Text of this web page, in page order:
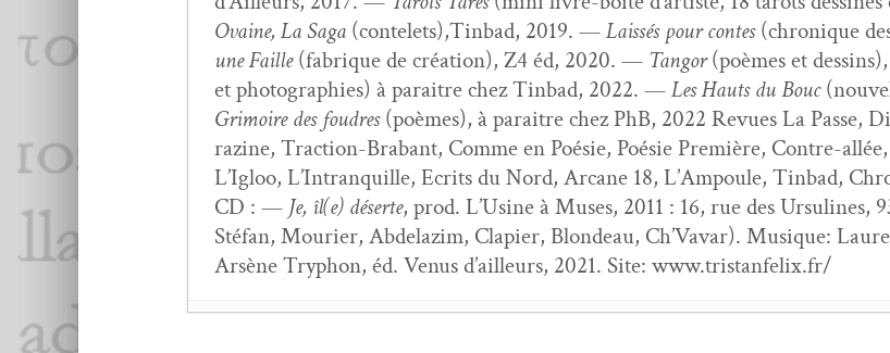
Ovaine, La Saga (contelets),Tinbad, 2019. —Lais­sés pour con­tes(chronique
une Faille(fab­rique de créa­tion), Z4 éd, 2020. — Tan­gor(poèmes et
et pho­togra­phies) à paraitre chez Tin­bad, 2022. —Les Hauts du Bouc
Gri­moire des foudres(poèmes), à paraitre chez PhB, 2022 Revues La Passe,
razine, Trac­tion-Bra­bant, Comme en Poésie, Poésie Pre­mière, Con­tre-
L’Igloo, L’Intranquille, Ecrits du Nord, Arcane 18, L’Ampoule, Tin­bad,
CD : — Je, îl(e) déserte, prod. L’Usine à Mus­es, 2011 : 16, rue des Ursu­lines,
Sté­fan, Mouri­er, Abde­laz­im, Clapi­er, Blondeau, Ch’Vavar). Musique:
Arsène Tryphon, éd. Venus d’ailleurs, 2021. Site: www.tristanfelix.fr/